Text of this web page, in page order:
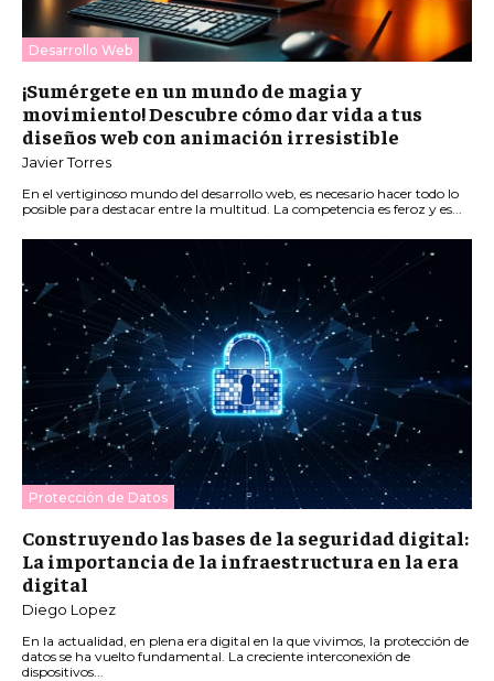
Desarrollo Web
¡Sumérgete en un mundo de magia y
movimiento! Descubre cómo dar vida a tus
diseños web con animación irresistible
Javier Torres
En el vertiginoso mundo del desarrollo web, es necesario hacer todo lo
posible para destacar entre la multitud. La competencia es feroz y es...
Protección de Datos
Construyendo las bases de la seguridad digital:
La importancia de la infraestructura en la era
digital
Diego Lopez
En la actualidad, en plena era digital en la que vivimos, la protección de
datos se ha vuelto fundamental. La creciente interconexión de
dispositivos...